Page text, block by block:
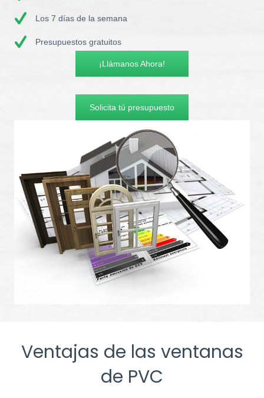
Los 7 días de la semana
Presupuestos gratuitos
¡Llámanos Ahora!
Solicita tú presupuesto
Ventajas de las ventanas
de PVC